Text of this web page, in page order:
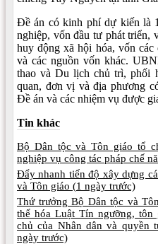
Đề án có kinh phí dự kiến là
nghiệp, vốn đầu tư phát triển,
huy động xã hội hóa, vốn
và các nguồn vốn khác.
thao và Du lịch chủ trì, phối
quan, đơn vị và địa phương
Đề án và các nhiệm vụ được
Tin khác
Bộ Dân tộc và Tôn giáo tổ
nghiệp vụ công tác pháp chế
Đẩy nhanh tiến độ xây dựng
và Tôn giáo (1 ngày trước)
Thứ trưởng Bộ Dân tộc và
thể hóa Luật Tín ngưỡng, tôn
chủ của Nhân dân và quyền
ngày trước)